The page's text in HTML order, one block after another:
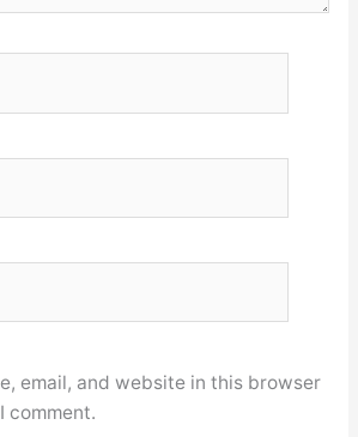
email, and website in this browser
comment.